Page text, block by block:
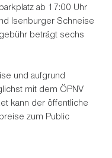
ab 17:00 Uhr
Isenburger Schneise
beträgt sechs
und aufgrund
mit dem ÖPNV
kann der öffentliche
zum Public